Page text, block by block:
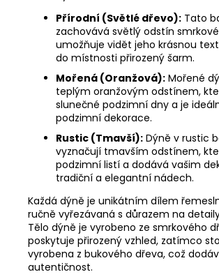
Přírodní (Světlé dřevo): Tato
zachovává světlý odstín
umožňuje vidět jeho krásnou
do místnosti přirozený šarm.
Mořená (Oranžová): Mořené
teplým oranžovým odstínem,
slunečné podzimní dny a je
podzimní dekorace.
Rustic (Tmavší): Dýně v rustic
vyznačují tmavším odstínem,
podzimní listí a dodává vašim
tradiční a elegantní nádech.
Každá dýně je unikátním dílem
ručně vyřezávaná s důrazem na
Tělo dýně je vyrobeno ze smrkového
poskytuje přirozený vzhled, zatímco
vyrobena z bukového dřeva, což
autentičnost.